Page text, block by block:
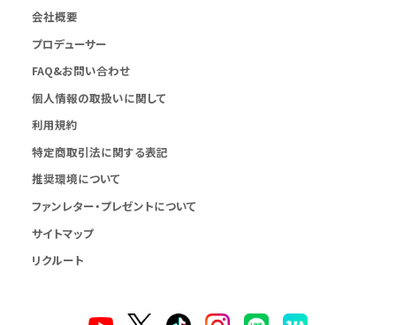
会社概要
プロデューサー
FAQ&お問い合わせ
個人情報の取扱いに関して
利用規約
特定商取引法に関する表記
推奨環境について
ファンレター・プレゼントについて
サイトマップ
リクルート